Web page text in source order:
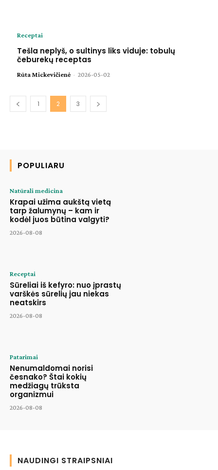
Receptai
Tešla neplyš, o sultinys liks viduje: tobulų
čeburekų receptas
Rūta Mickevičienė - 2026-05-02
1 2 3
POPULIARU
Natūrali medicina
Krapai užima aukštą vietą
tarp žalumynų – kam ir
kodėl juos būtina valgyti?
2026-08-08
Receptai
Sūreliai iš kefyro: nuo įprastų
varškės sūrelių jau niekas
neatskirs
2026-08-08
Patarimai
Nenumaldomai norisi
česnako? Štai kokių
medžiagų trūksta
organizmui
2026-08-08
NAUDINGI STRAIPSNIAI